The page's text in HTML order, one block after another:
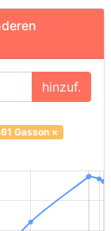
hinzuf.
Gasson×